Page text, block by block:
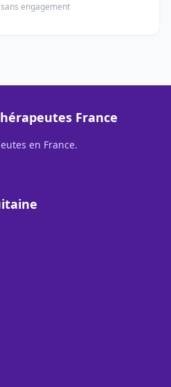
engagement
France
en France.